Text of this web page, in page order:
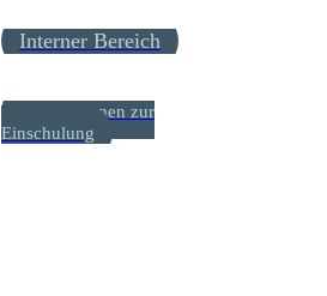
Interner Bereich
Informationen zur
Einschulung